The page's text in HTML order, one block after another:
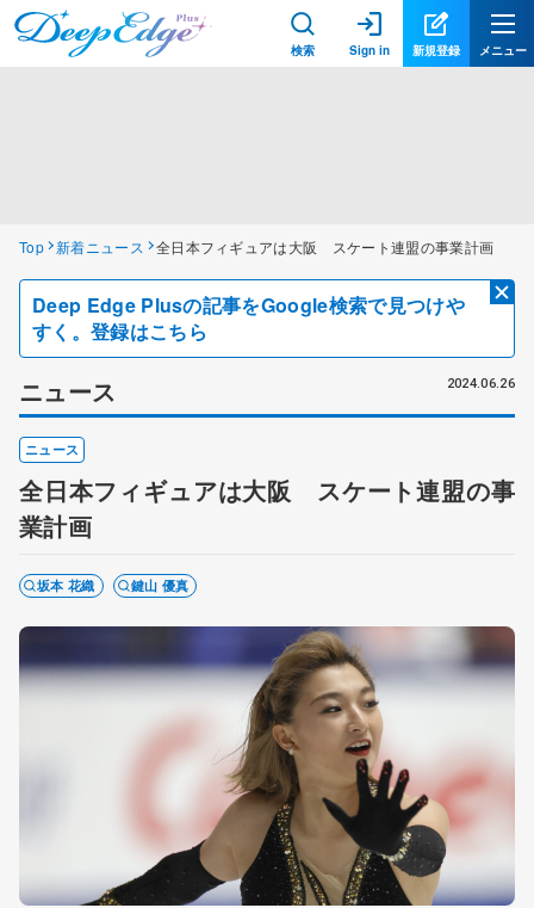
検索 Sign in 新規登録 メニュー
Top 新着ニュース 全日本フィギュアは大阪 スケート連盟の事業計画
Deep Edge Plusの記事をGoogle検索で見つけや
すく。登録はこちら
ニュース 2024.06.26
ニュース
全日本フィギュアは大阪 スケート連盟の事
業計画
坂本 花織 鍵山 優真